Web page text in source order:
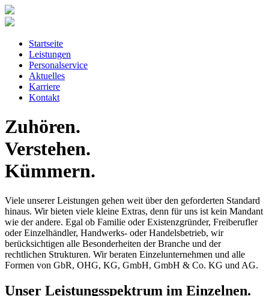
Startseite
Leistungen
Personalservice
Aktuelles
Karriere
Kontakt
Zuhören.
Verstehen.
Kümmern.
Viele unserer Leistungen gehen weit über den geforderten Standard
hinaus. Wir bieten viele kleine Extras, denn für uns ist kein Mandant
wie der andere. Egal ob Familie oder Existenzgründer, Freiberufler
oder Einzelhändler, Handwerks- oder Handelsbetrieb, wir
berücksichtigen alle Besonderheiten der Branche und der
rechtlichen Strukturen. Wir beraten Einzelunternehmen und alle
Formen von GbR, OHG, KG, GmbH, GmbH & Co. KG und AG.
Unser Leistungs­spektrum im Einzelnen.